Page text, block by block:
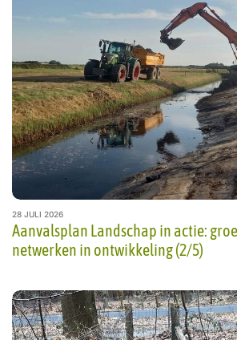
28 JULI 2026
Aanvalsplan Landschap in actie:
netwerken in ontwikkeling (2/5)